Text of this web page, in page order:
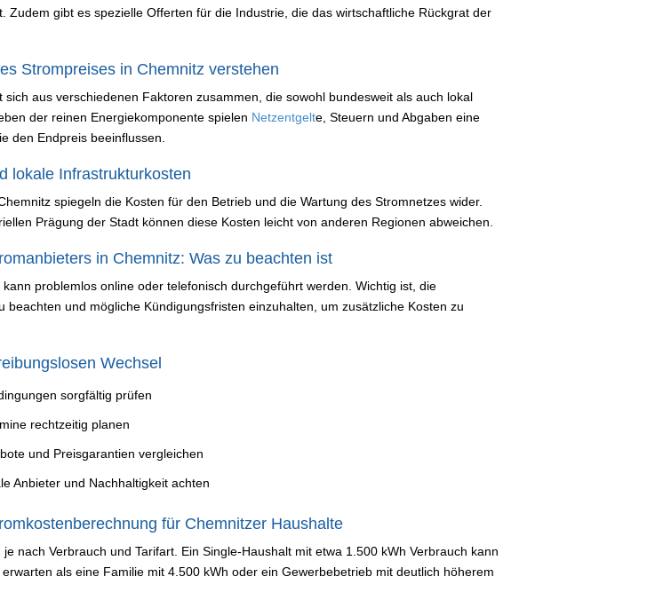
Zudem gibt es spezielle Offerten für die Industrie, die das wirtschaftliche Rückgrat der
Strompreises in Chemnitz verstehen
sich aus verschiedenen Faktoren zusammen, die sowohl bundesweit als auch lokal
der reinen Energiekomponente spielen Netzentgelte, Steuern und Abgaben eine
den Endpreis beeinflussen.
lokale Infrastrukturkosten
spiegeln die Kosten für den Betrieb und die Wartung des Stromnetzes wider.
Prägung der Stadt können diese Kosten leicht von anderen Regionen abweichen.
in Chemnitz: Was zu beachten ist
kann problemlos online oder telefonisch durchgeführt werden. Wichtig ist, die
beachten und mögliche Kündigungsfristen einzuhalten, um zusätzliche Kosten zu
Wechsel
sorgfältig prüfen
rechtzeitig planen
und Preisgarantien vergleichen
Anbieter und Nachhaltigkeit achten
für Chemnitzer Haushalte
nach Verbrauch und Tarifart. Ein Single-Haushalt mit etwa 1.500 kWh Verbrauch kann
als eine Familie mit 4.500 kWh oder ein Gewerbebetrieb mit deutlich höherem